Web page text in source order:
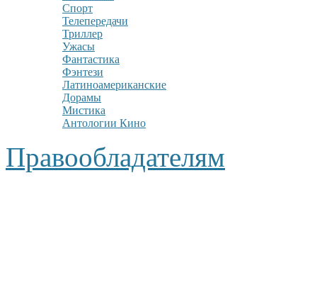
Спорт
Телепередачи
Триллер
Ужасы
Фантастика
Фэнтези
Латиноамериканские
Дорамы
Мистика
Антологии Кино
Правообладателям